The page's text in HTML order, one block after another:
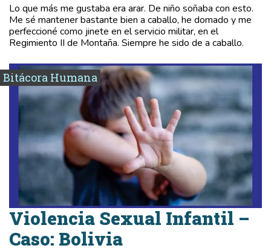
Lo que más me gustaba era arar. De niño soñaba con esto.
Me sé mantener bastante bien a caballo, he domado y me
perfeccioné como jinete en el servicio militar, en el
Regimiento II de Montaña. Siempre he sido de a caballo.
Bitácora Humana
Violencia Sexual Infantil –
Caso: Bolivia